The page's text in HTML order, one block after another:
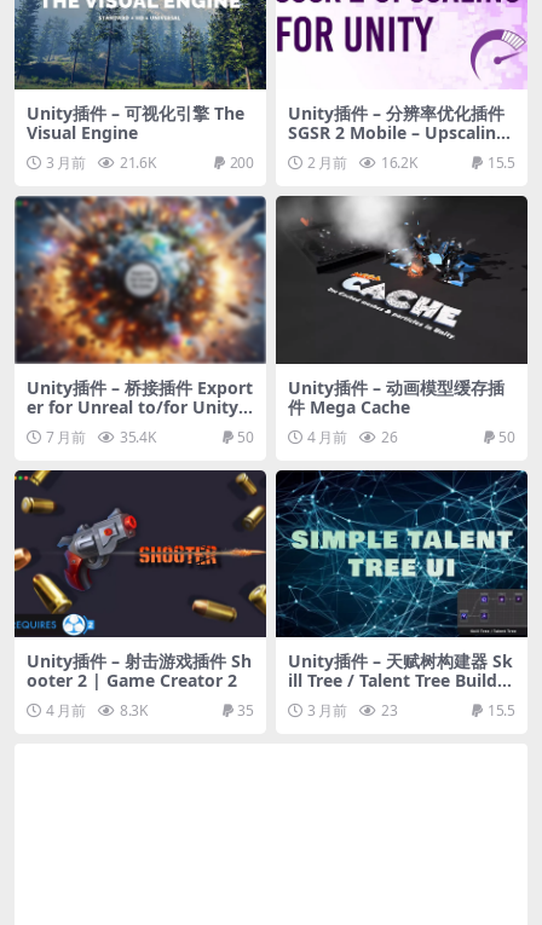
Unity插件 – 可视化引擎 The
Visual Engine
3 月前 21.6K 200
Unity插件 – 分辨率优化插件
SGSR 2 Mobile – Upscaling
for Unity
2 月前 16.2K 15.5
Unity插件 – 桥接插件 Export
er for Unreal to/for Unity 2
0257 月前 35.4K 50
Unity插件 – 动画模型缓存插
件 Mega Cache
4 月前 26 50
Unity插件 – 射击游戏插件 Sh
ooter 2 | Game Creator 2
4 月前 8.3K 35
Unity插件 – 天赋树构建器 Sk
ill Tree / Talent Tree Builder
– Simple Talent Tree UI
3 月前 23 15.5